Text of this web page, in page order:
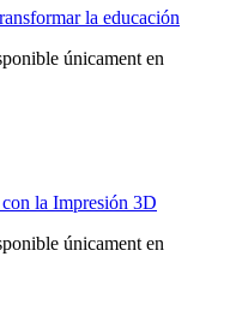
la educación
únicament en
la Impresión 3D
únicament en